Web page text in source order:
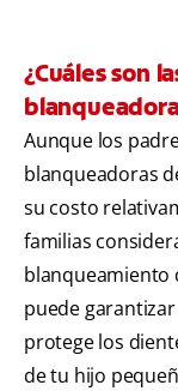
¿Cuáles son
Aunque los
blanqueadoras
su costo
familias
blanqueamiento
puede
protege los
de tu hijo